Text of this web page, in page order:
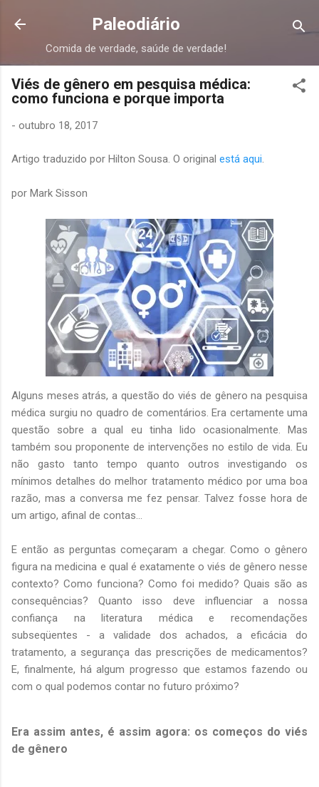
Pular para o conteúdo principal
Paleodiário
Comida de verdade, saúde de verdade!
Viés de gênero em pesquisa médica:
como funciona e porque importa
- outubro 18, 2017
Artigo traduzido por Hilton Sousa. O original está aqui
por Mark Sisson
Alguns meses atrás, a questão do viés de gênero na pesquisa
médica surgiu no quadro de comentários. Era certamente uma
questão sobre a qual eu tinha lido ocasionalmente. Mas
também sou proponente de intervenções no estilo de vida. Eu
não gasto tanto tempo quanto outros investigando os
mínimos detalhes do melhor tratamento médico por uma boa
razão, mas a conversa me fez pensar. Talvez fosse hora de
um artigo, afinal de contas...
E então as perguntas começaram a chegar. Como o gênero
figura na medicina e qual é exatamente o viés de gênero nesse
contexto? Como funciona? Como foi medido? Quais são as
consequências? Quanto isso deve influenciar a nossa
confiança na literatura médica e recomendações
subseqüentes - a validade dos achados, a eficácia do
tratamento, a segurança das prescrições de medicamentos?
E, finalmente, há algum progresso que estamos fazendo ou
com o qual podemos contar no futuro próximo?
Era assim antes, é assim agora: os começos do viés
de gênero